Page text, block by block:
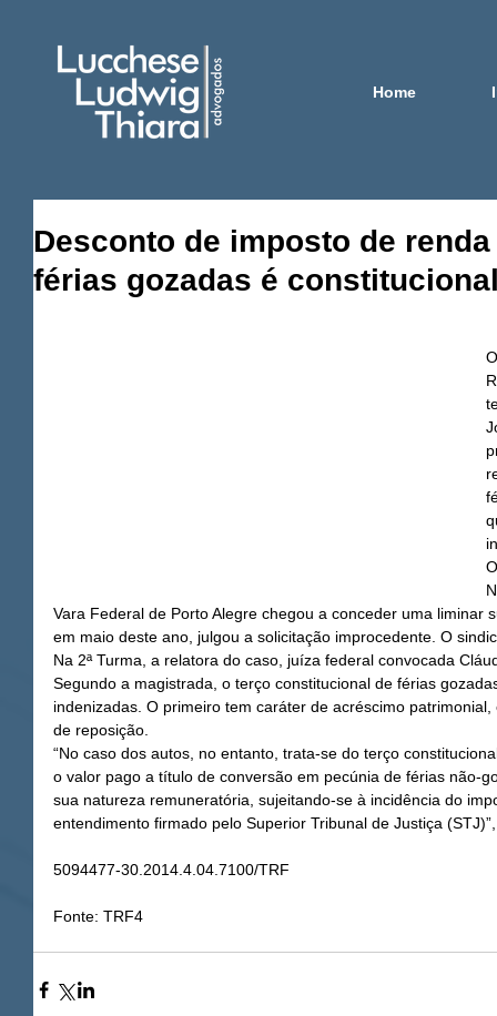
Home
Desconto de imposto de
férias gozadas é
Vara Federal de Porto Alegre chegou a conceder uma liminar
em maio deste ano, julgou a solicitação improcedente. O
Na 2ª Turma, a relatora do caso, juíza federal convocada
Segundo a magistrada, o terço constitucional de férias
indenizadas. O primeiro tem caráter de acréscimo
de reposição.
“No caso dos autos, no entanto, trata-se do terço
o valor pago a título de conversão em pecúnia de férias não-
sua natureza remuneratória, sujeitando-se à incidência do
entendimento firmado pelo Superior Tribunal de Justiça
5094477-30.2014.4.04.7100/TRF
Fonte: TRF4